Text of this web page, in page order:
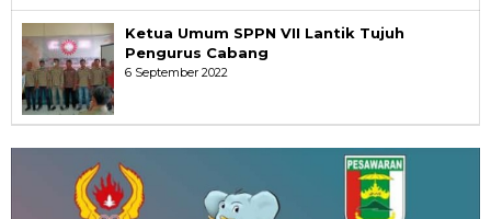
Ketua Umum SPPN VII Lantik Tujuh
Pengurus Cabang
6 September 2022